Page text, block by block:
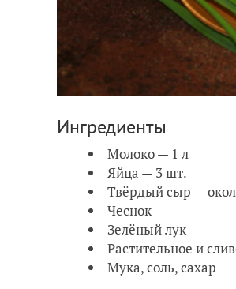
Ингредиенты
Молоко — 1 л
Яйца — 3 шт.
Твёрдый сыр —
Чеснок
Зелёный лук
Растительное и
Мука, соль, сахар